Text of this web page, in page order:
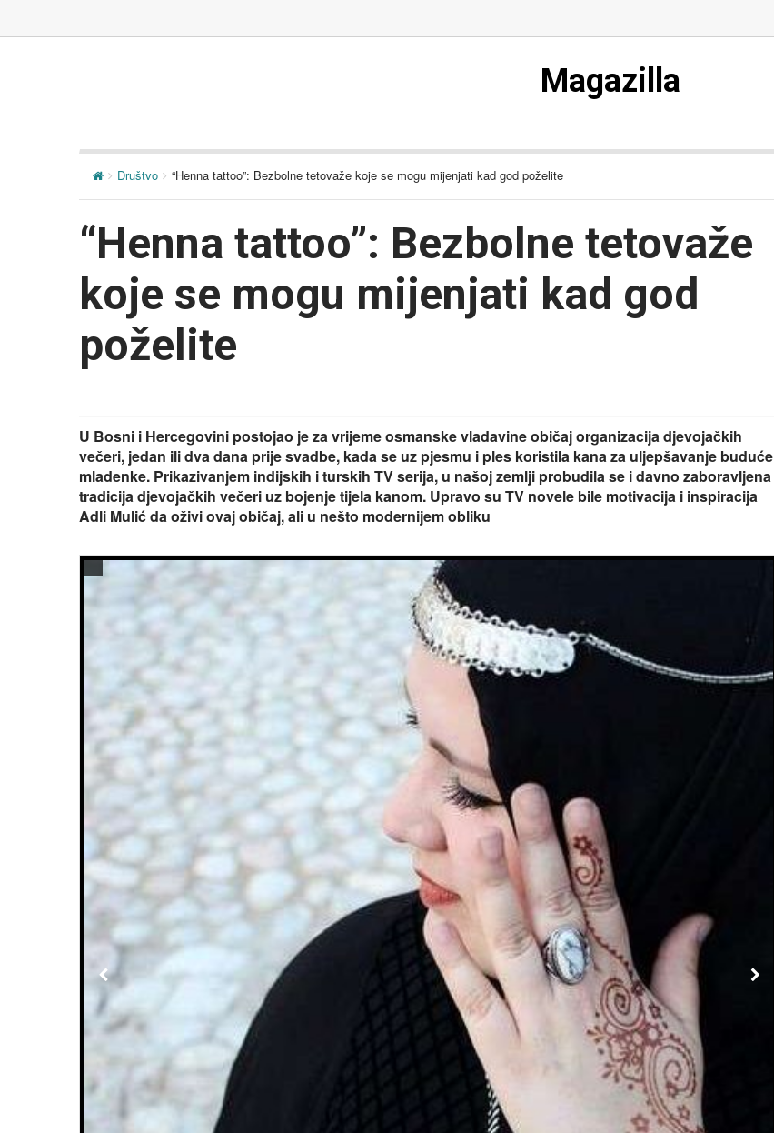
Magazilla
Društvo “Henna tattoo”: Bezbolne tetovaže koje se mogu mijenjati kad god poželite
“Henna tattoo”: Bezbolne tetovaže
koje se mogu mijenjati kad god
poželite
U Bosni i Hercegovini postojao je za vrijeme osmanske vladavine običaj organizacija djevojačkih
večeri, jedan ili dva dana prije svadbe, kada se uz pjesmu i ples koristila kana za uljepšavanje buduće
mladenke. Prikazivanjem indijskih i turskih TV serija, u našoj zemlji probudila se i davno zaboravljena
tradicija djevojačkih večeri uz bojenje tijela kanom. Upravo su TV novele bile motivacija i inspiracija
Adli Mulić da oživi ovaj običaj, ali u nešto modernijem obliku